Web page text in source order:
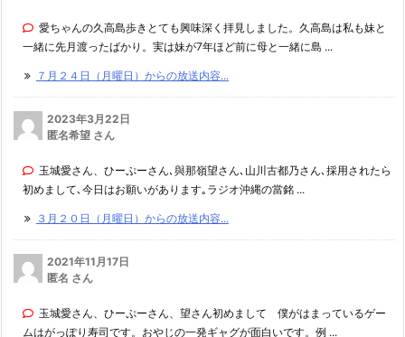
愛ちゃんの久高島歩きとても興味深く拝見しました。久高島は私も妹と
一緒に先月渡ったばかり。実は妹が7年ほど前に母と一緒に島 ...
７月２４日（月曜日）からの放送内容...
2023年3月22日
匿名希望 さん
玉城愛さん、ひーぷーさん､與那嶺望さん､山川古都乃さん､採用されたら
初めまして､今日はお願いがあります｡ラジオ沖縄の當銘 ...
３月２０日（月曜日）からの放送内容...
2021年11月17日
匿名 さん
玉城愛さん、ひーぷーさん、望さん初めまして 僕がはまっているゲー
ムはがっぽり寿司です。おやじの一発ギャグが面白いです。例 ...